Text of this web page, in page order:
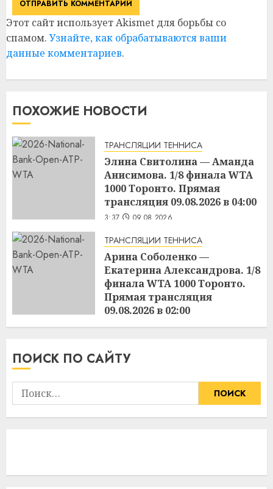
Этот сайт использует Akismet для борьбы со
спамом. Узнайте, как обрабатываются ваши
данные комментариев.
ПОХОЖИЕ НОВОСТИ
ТРАНСЛЯЦИИ ТЕННИСА
Элина Свитолина — Аманда
Анисимова. 1/8 финала WTA
1000 Торонто. Прямая
трансляция 09.08.2026 в 04:00
3:37 09.08.2026
ТРАНСЛЯЦИИ ТЕННИСА
Арина Соболенко —
Екатерина Александрова. 1/8
финала WTA 1000 Торонто.
Прямая трансляция
09.08.2026 в 02:00
3:36 09.08.2026
ПОИСК ПО САЙТУ
Найти: